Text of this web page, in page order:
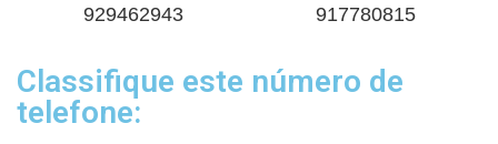
929462943 917780815
Classifique este número de
telefone: